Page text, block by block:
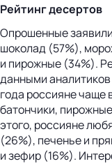
Рейтинг десертов
Опрошенные
шоколад (57%),
и пирожные (34%).
данными
года россияне чаще
батончики,
этого, россияне
(26%), печенье и
и зефир (16%).